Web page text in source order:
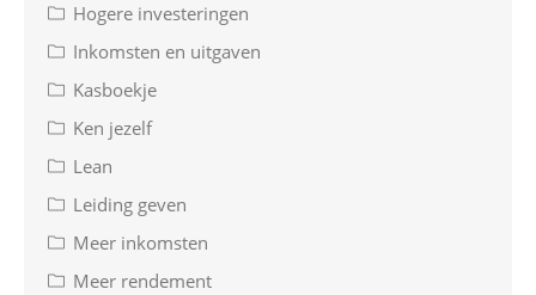
Hogere investeringen
Inkomsten en uitgaven
Kasboekje
Ken jezelf
Lean
Leiding geven
Meer inkomsten
Meer rendement